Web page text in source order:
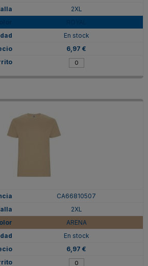
2XL
En stock
6,97 €
CA66810507
2XL
ARENA
En stock
6,97 €